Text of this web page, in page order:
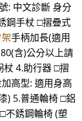
: 中文診斷 身分
鋼手杖 □摺疊式
手柄加長(適用
含)公分以上請
4.助行器 □摺
高型: 適用身高
) 5.普通輪椅 □鋁
不銹鋼輪椅 (塑